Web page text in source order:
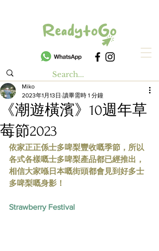
《潮遊橫濱》10週年草
莓節2023
Miko
2023年1月13日 讀畢需時 1 分鐘
依家正正係士多啤梨豐收嘅季節，所以
各式各樣嘅士多啤梨產品都已經推出，
相信大家喺日本嘅街頭都會見到好多士
多啤梨嘅身影！
Strawberry Festival